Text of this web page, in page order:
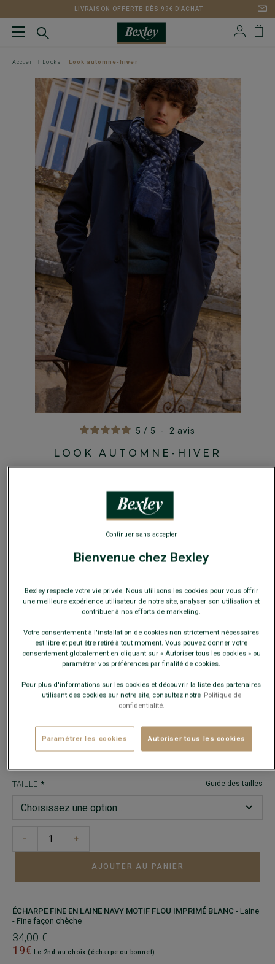
LIVRAISON OFFERTE DÈS 99€ D'ACHAT
Accueil Looks Look automne-hiver
5 / 5 - 2 avis
LOOK AUTOMNE-HIVER
TRENCH MATELASSÉ HOMME NAVY FONCÉ - AURESTILDE - Coupe
ajustée - Tissu déperlant et coupe-vent
179,00 €
sur le 2e manteau ou blouson
TAILLE Guide des tailles
− +
AJOUTER AU PANIER
ÉCHARPE FINE EN LAINE NAVY MOTIF FLOU IMPRIMÉ BLANC - Laine
- Fine façon chèche
34,00 €
19€ Le 2nd au choix (écharpe ou bonnet)
Bienvenue chez Bexley
Bexley respecte votre vie privée. Nous utilisons les cookies pour vous offrir
une meilleure expérience utilisateur de notre site, analyser son utilisation et
contribuer à nos efforts de marketing.
Votre consentement à l'installation de cookies non strictement nécessaires
est libre et peut être retiré à tout moment. Vous pouvez donner votre
consentement globalement en cliquant sur « Autoriser tous les cookies » ou
paramétrer vos préférences par finalité de cookies.
Pour plus d'informations sur les cookies et découvrir la liste des partenaires
utilisant des cookies sur notre site, consultez notre Politique de
confidentialité.
Paramétrer les cookies Autoriser tous les cookies
Continuer sans accepter